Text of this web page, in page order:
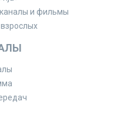
и фильмы